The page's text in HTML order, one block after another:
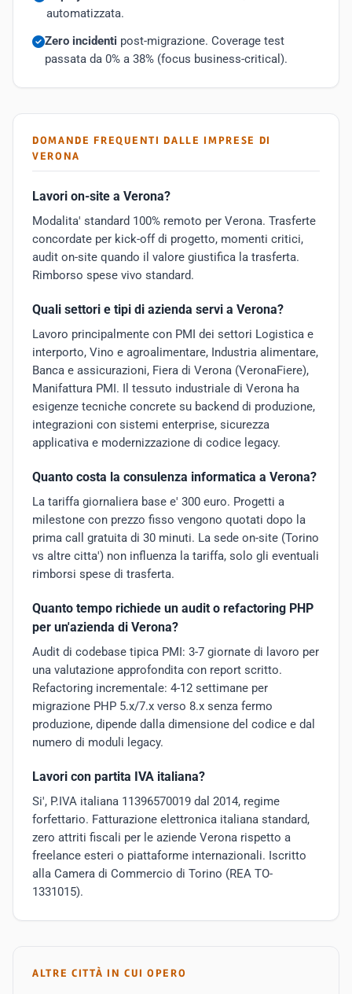
automatizzata.
Zero incidenti post-migrazione. Coverage test
passata da 0% a 38% (focus business-critical).
DOMANDE FREQUENTI DALLE IMPRESE DI
VERONA
Lavori on-site a Verona?
Modalita' standard 100% remoto per Verona. Trasferte
concordate per kick-off di progetto, momenti critici,
audit on-site quando il valore giustifica la trasferta.
Rimborso spese vivo standard.
Quali settori e tipi di azienda servi a Verona?
Lavoro principalmente con PMI dei settori Logistica e
interporto, Vino e agroalimentare, Industria alimentare,
Banca e assicurazioni, Fiera di Verona (VeronaFiere),
Manifattura PMI. Il tessuto industriale di Verona ha
esigenze tecniche concrete su backend di produzione,
integrazioni con sistemi enterprise, sicurezza
applicativa e modernizzazione di codice legacy.
Quanto costa la consulenza informatica a Verona?
La tariffa giornaliera base e' 300 euro. Progetti a
milestone con prezzo fisso vengono quotati dopo la
prima call gratuita di 30 minuti. La sede on-site (Torino
vs altre citta') non influenza la tariffa, solo gli eventuali
rimborsi spese di trasferta.
Quanto tempo richiede un audit o refactoring PHP
per un'azienda di Verona?
Audit di codebase tipica PMI: 3-7 giornate di lavoro per
una valutazione approfondita con report scritto.
Refactoring incrementale: 4-12 settimane per
migrazione PHP 5.x/7.x verso 8.x senza fermo
produzione, dipende dalla dimensione del codice e dal
numero di moduli legacy.
Lavori con partita IVA italiana?
Si', P.IVA italiana 11396570019 dal 2014, regime
forfettario. Fatturazione elettronica italiana standard,
zero attriti fiscali per le aziende Verona rispetto a
freelance esteri o piattaforme internazionali. Iscritto
alla Camera di Commercio di Torino (REA TO-
1331015).
ALTRE CITTÀ IN CUI OPERO